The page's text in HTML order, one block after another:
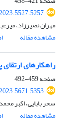
مهران نصیرزاد،
مشاهده مقاله
راهکارهای
صفحه459-492
سحر بابایی، اکبر
مشاهده مقاله